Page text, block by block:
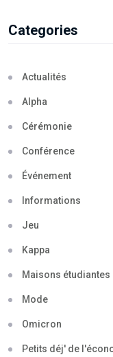
Categories
Actualités
Alpha
Cérémonie
Conférence
Événement
Informations
Jeu
Kappa
Maisons étudiantes
Mode
Omicron
Petits déj' de